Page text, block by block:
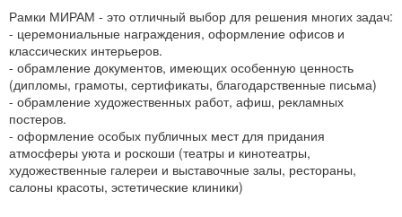
Рамки МИРАМ - это отличный выбор для решения многих задач:
- церемониальные награждения, оформление офисов и
классических интерьеров.
- обрамление документов, имеющих особенную ценность
(дипломы, грамоты, сертификаты, благодарственные письма)
- обрамление художественных работ, афиш, рекламных
постеров.
- оформление особых публичных мест для придания
атмосферы уюта и роскоши (театры и кинотеатры,
художественные галереи и выставочные залы, рестораны,
салоны красоты, эстетические клиники)